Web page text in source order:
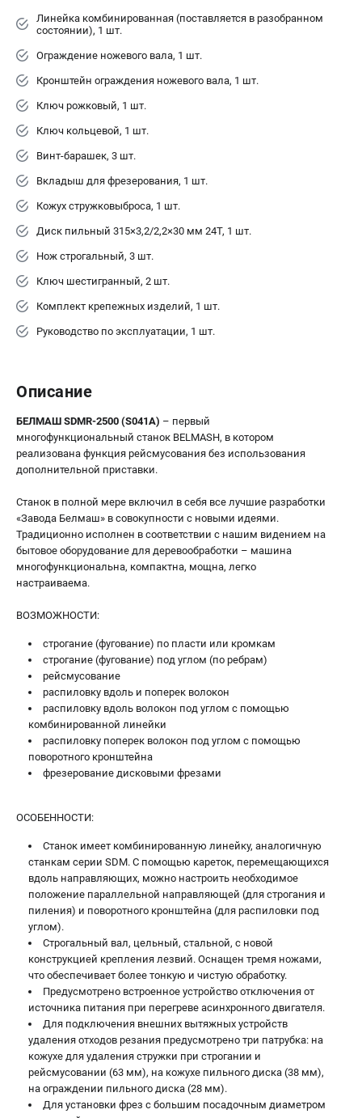
Линейка комбинированная (поставляется в разобранном
состоянии), 1 шт.
Ограждение ножевого вала, 1 шт.
Кронштейн ограждения ножевого вала, 1 шт.
Ключ рожковый, 1 шт.
Ключ кольцевой, 1 шт.
Винт-барашек, 3 шт.
Вкладыш для фрезерования, 1 шт.
Кожух стружковыброса, 1 шт.
Диск пильный 315×3,2/2,2×30 мм 24Т, 1 шт.
Нож строгальный, 3 шт.
Ключ шестигранный, 2 шт.
Комплект крепежных изделий, 1 шт.
Руководство по эксплуатации, 1 шт.
Описание
БЕЛМАШ SDMR-2500 (S041A) – первый
многофункциональный станок BELMASH, в котором
реализована функция рейсмусования без использования
дополнительной приставки.
Станок в полной мере включил в себя все лучшие разработки
«Завода Белмаш» в совокупности с новыми идеями.
Традиционно исполнен в соответствии с нашим видением на
бытовое оборудование для деревообработки – машина
многофункциональна, компактна, мощна, легко
настраиваема.
ВОЗМОЖНОСТИ:
строгание (фугование) по пласти или кромкам
строгание (фугование) под углом (по ребрам)
рейсмусование
распиловку вдоль и поперек волокон
распиловку вдоль волокон под углом с помощью
комбинированной линейки
распиловку поперек волокон под углом с помощью
поворотного кронштейна
фрезерование дисковыми фрезами
ОСОБЕННОСТИ:
Станок имеет комбинированную линейку, аналогичную
станкам серии SDM. С помощью кареток, перемещающихся
вдоль направляющих, можно настроить необходимое
положение параллельной направляющей (для строгания и
пиления) и поворотного кронштейна (для распиловки под
углом).
Строгальный вал, цельный, стальной, с новой
конструкцией крепления лезвий. Оснащен тремя ножами,
что обеспечивает более тонкую и чистую обработку.
Предусмотрено встроенное устройство отключения от
источника питания при перегреве асинхронного двигателя.
Для подключения внешних вытяжных устройств
удаления отходов резания предусмотрено три патрубка: на
кожухе для удаления стружки при строгании и
рейсмусовании (63 мм), на кожухе пильного диска (38 мм),
на ограждении пильного диска (28 мм).
Для установки фрез с большим посадочным диаметром